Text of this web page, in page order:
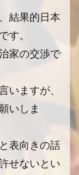
結果的日本
す。
家の交渉で
いますが、
いしま
表向きの話
せないとい